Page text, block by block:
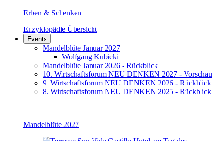
Erben & Schenken
Enzyklopädie Übersicht
Events
Mandelblüte Januar 2027
Wolfgang Kubicki
Mandelblüte Januar 2026 - Rückblick
10. Wirtschaftsforum NEU DENKEN 2027 - Vorschau
9. Wirtschaftsforum NEU DENKEN 2026 - Rückblick
8. Wirtschaftsforum NEU DENKEN 2025 - Rückblick
Mandelblüte 2027